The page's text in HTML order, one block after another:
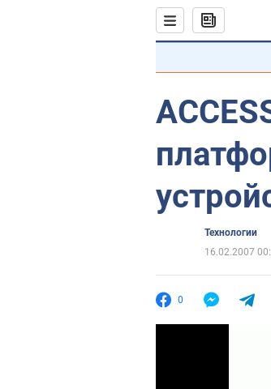
Технологии
16.02.2007
0